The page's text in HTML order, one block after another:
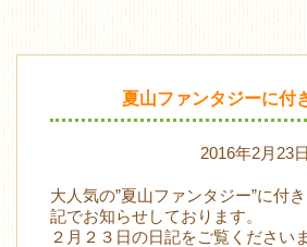
夏山ファンタジーに付
2016年2月23
大人気の”夏山ファンタジー”に付
記でお知らせしております。
２月２３日の日記をご覧ください